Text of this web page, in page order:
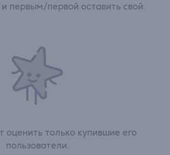
оценить только купившие его
пользователи.
и первым/первой оставить свой